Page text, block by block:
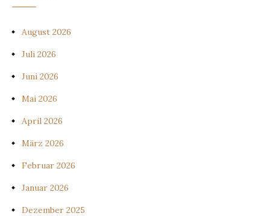
August 2026
Juli 2026
Juni 2026
Mai 2026
April 2026
März 2026
Februar 2026
Januar 2026
Dezember 2025